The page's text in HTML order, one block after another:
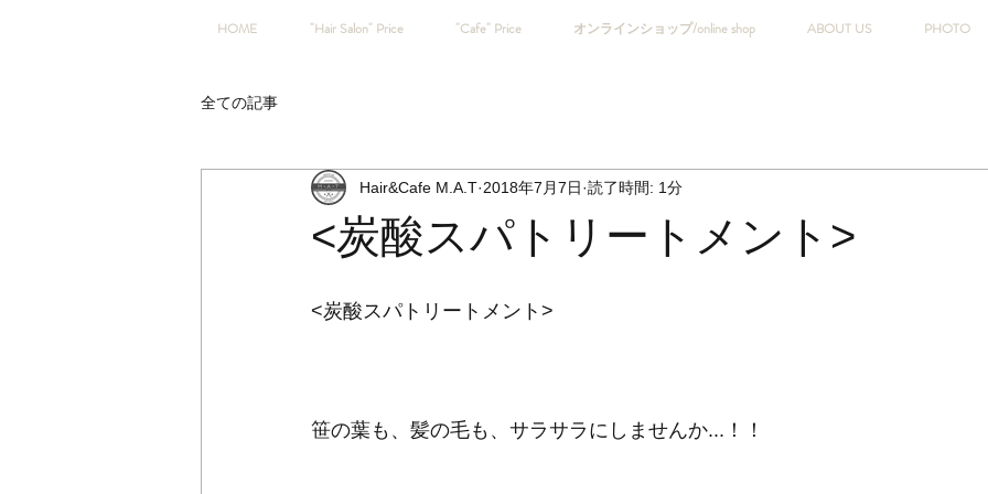
HOME "Hair Salon" Price "Cafe" Price オンラインショップ/online shop ABOUT US PHOTO
全ての記事
<炭酸スパトリートメント>
Hair&Cafe M.A.T 2018年7月7日 読了時間: 1分
<炭酸スパトリートメント>
笹の葉も、髪の毛も、サラサラにしませんか...！！